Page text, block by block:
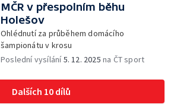
MČR v přespolním běhu
Holešov
Ohlédnutí za průběhem domácího
šampionátu v krosu
Poslední vysílání5. 12. 2025 na ČT sport
Dalších 10 dílů